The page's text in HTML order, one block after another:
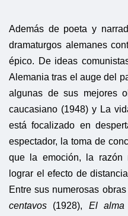
Además de poeta y
dramaturgos alemanes
épico. De ideas
Alemania tras el auge del
algunas de sus mejores
caucasiano (1948) y La
está focalizado en
espectador, la toma de
que la emoción, la razón
lograr el efecto de
Entre sus numerosas
centavos (1928), El